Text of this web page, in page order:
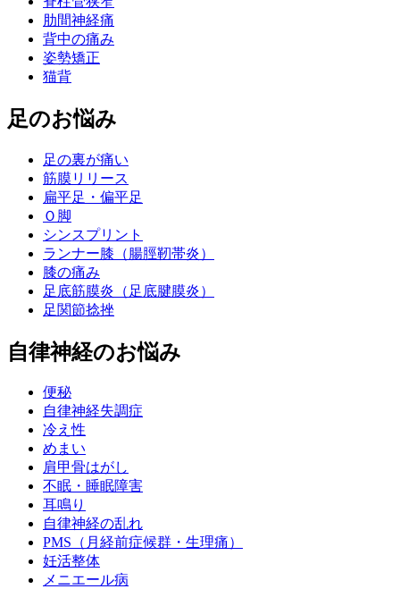
肋間神経痛
背中の痛み
姿勢矯正
猫背
足のお悩み
足の裏が痛い
筋膜リリース
扁平足・偏平足
Ｏ脚
シンスプリント
ランナー膝（腸脛靭帯炎）
膝の痛み
足底筋膜炎（足底腱膜炎）
足関節捻挫
自律神経のお悩み
便秘
自律神経失調症
冷え性
めまい
肩甲骨はがし
不眠・睡眠障害
耳鳴り
自律神経の乱れ
PMS（月経前症候群・生理痛）
妊活整体
メニエール病